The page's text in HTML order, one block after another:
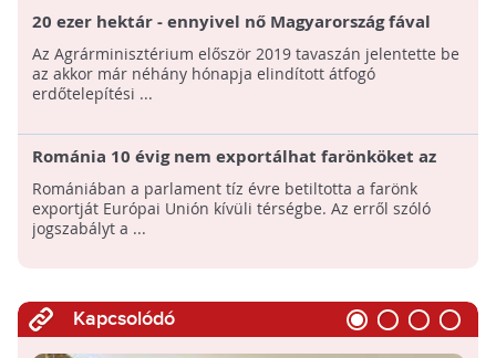
20 ezer hektár - ennyivel nő Magyarország fával
borított területe!
Az Agrárminisztérium először 2019 tavaszán jelentette be
az akkor már néhány hónapja elindított átfogó
erdőtelepítési ...
Románia 10 évig nem exportálhat farönköket az
Európai Unión kívülre
Romániában a parlament tíz évre betiltotta a farönk
exportját Európai Unión kívüli térségbe. Az erről szóló
jogszabályt a ...
Kapcsolódó